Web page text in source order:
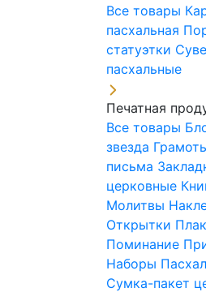
Все товары
пасхальная
статуэтки
пасхальные
Печатная
Все товары
звезда
письма
церковные
Молитвы
Открытки
Поминание
Наборы
Сумка-пакет